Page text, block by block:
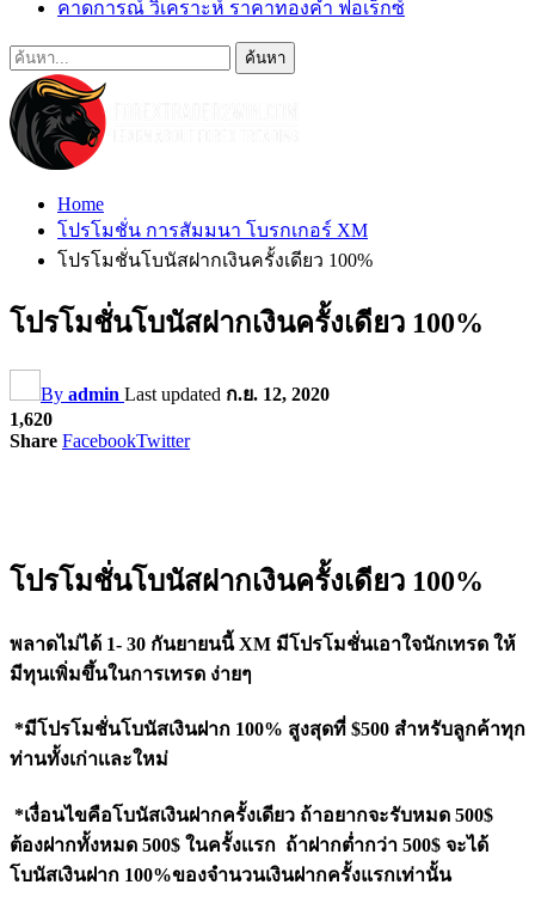
คาดการณ์ วิเคราะห์ ราคาทองคำ ฟอเร็กซ์
Home
โปรโมชั่น การสัมมนา โบรกเกอร์ XM
โปรโมชั่นโบนัสฝากเงินครั้งเดียว 100%
โปรโมชั่นโบนัสฝากเงินครั้งเดียว 100%
By admin Last updated ก.ย. 12, 2020
1,620
Share FacebookTwitter
โปรโมชั่นโบนัสฝากเงินครั้งเดียว 100%
พลาดไม่ได้ 1- 30 กันยายนนี้ XM มีโปรโมชั่นเอาใจนักเทรด ให้
มีทุนเพิ่มขึ้นในการเทรด ง่ายๆ
*มีโปรโมชั่นโบนัสเงินฝาก 100% สูงสุดที่ $500 สำหรับลูกค้าทุก
ท่านทั้งเก่าเเละใหม่
*เงื่อนไขคือโบนัสเงินฝากครั้งเดียว ถ้าอยากจะรับหมด 500$
ต้องฝากทั้งหมด 500$ ในครั้งเเรก ถ้าฝากต่ำกว่า 500$ จะได้
โบนัสเงินฝาก 100%ของจำนวนเงินฝากครั้งแรกเท่านั้น